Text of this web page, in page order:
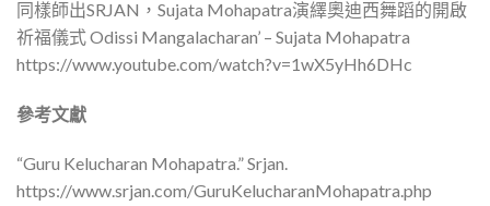
同樣師出SRJAN，Sujata Mohapatra演繹奧迪西舞蹈的開啟
祈福儀式 Odissi Mangalacharan’ – Sujata Mohapatra
https://www.youtube.com/watch?v=1wX5yHh6DHc
參考文獻
“Guru Kelucharan Mohapatra.” Srjan.
https://www.srjan.com/GuruKelucharanMohapatra.php